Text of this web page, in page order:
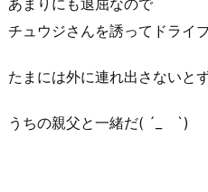
あまりにも退屈なので
チュウジさんを誘ってドライ
たまには外に連れ出さないと
うちの親父と一緒だ( ´_ゝ`)